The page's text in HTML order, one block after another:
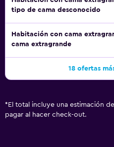
tipo de cama desconocido
Habitación con cama
cama extragrande
18 ofertas
* El total incluye una estimación
pagar al hacer check-out.